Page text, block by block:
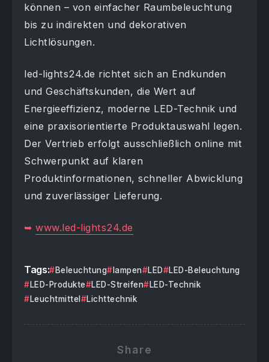
können – von einfacher Raumbeleuchtung
bis zu indirekten und dekorativen
Lichtlösungen.
led-lights24.de richtet sich an Endkunden
und Geschäftskunden, die Wert auf
Energieeffizienz, moderne LED-Technik und
eine praxisorientierte Produktauswahl legen.
Der Vertrieb erfolgt ausschließlich online mit
Schwerpunkt auf klaren
Produktinformationen, schneller Abwicklung
und zuverlässiger Lieferung.
➥ www.led-lights24.de
Tags: Beleuchtung lampen LED
LED-Beleuchtung
LED-Produkte
LED-Streifen
LED-Technik
Leuchtmittel
Lichttechnik
Share